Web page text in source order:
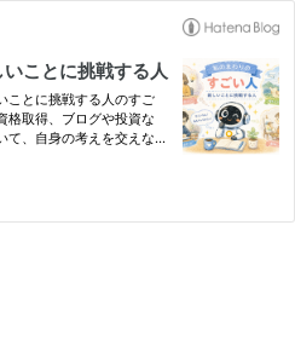
ことに挑戦する人
ことに挑戦する人のすご
格取得、ブログや投資な
て、自身の考えを交えなが